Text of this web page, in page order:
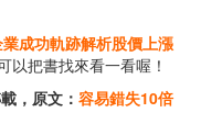
業成功軌跡解析股價上漲
以把書找來看一看喔！
，原文： 容易錯失10倍